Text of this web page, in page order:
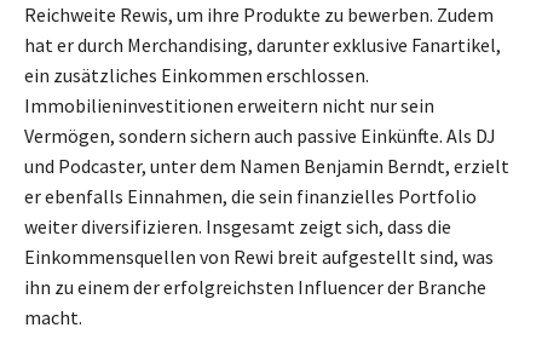
Reichweite Rewis, um ihre Produkte zu bewerben. Zudem
hat er durch Merchandising, darunter exklusive Fanartikel,
ein zusätzliches Einkommen erschlossen.
Immobilieninvestitionen erweitern nicht nur sein
Vermögen, sondern sichern auch passive Einkünfte. Als DJ
und Podcaster, unter dem Namen Benjamin Berndt, erzielt
er ebenfalls Einnahmen, die sein finanzielles Portfolio
weiter diversifizieren. Insgesamt zeigt sich, dass die
Einkommensquellen von Rewi breit aufgestellt sind, was
ihn zu einem der erfolgreichsten Influencer der Branche
macht.